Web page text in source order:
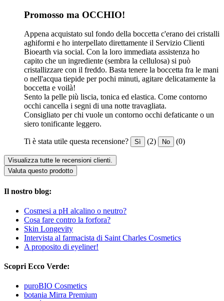
Promosso ma OCCHIO!
Appena acquistato sul fondo della boccetta c'erano dei cristalli
aghiformi e ho interpellato direttamente il Servizio Clienti
Bioearth via social. Con la loro immediata assistenza ho
capito che un ingrediente (sembra la cellulosa) si può
cristallizzare con il freddo. Basta tenere la boccetta fra le mani
o nell'acqua tiepide per pochi minuti, agitare delicatamente la
boccetta e voilà!
Sento la pelle più liscia, tonica ed elastica. Come contorno
occhi cancella i segni di una notte travagliata.
Consigliato per chi vuole un contorno occhi defaticante o un
siero tonificante leggero.
Ti è stata utile questa recensione? Sì (2) No (0)
Visualizza tutte le recensioni clienti.
Valuta questo prodotto
Il nostro blog:
Cosmesi a pH alcalino o neutro?
Cosa fare contro la forfora?
Skin Longevity
Intervista al farmacista di Saint Charles Cosmetics
A proposito di eyeliner!
Scopri Ecco Verde:
puroBIO Cosmetics
botania Mirra Premium